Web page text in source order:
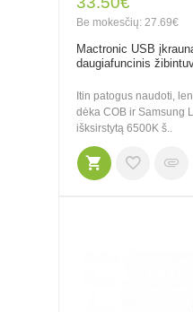
Be mokesčių: 27.69€
Mactronic USB
daugiafuncinis
Itin patogus naudoti,
dėka COB ir Samsung
išksirstytą 6500K š..